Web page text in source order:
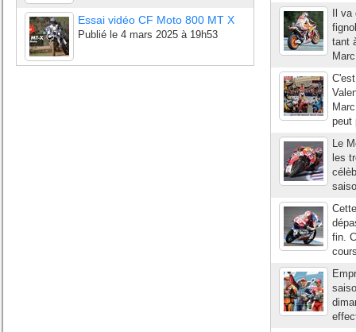
Essai vidéo CF Moto 800 MT X
Publié le 4 mars 2025 à 19h53
Il
tant
peut
Le
les
fin.